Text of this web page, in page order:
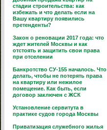
стадии строительства: как
избежать и что делать если на
Вашу квартиру появились
претенденты?
Закон о реновации 2017 года: что
ждет жителей Москвы и как
отстоять и защитить свои права
при отселении
Банкротство СУ-155 началось. Что
делать, чтобы не потерять права
на квартиру или нежилое
помещение. Как быть, если
договор заключен с ЖСК
Установление сервитута в
практике судов города Москвы
Приватизация служебного жилья